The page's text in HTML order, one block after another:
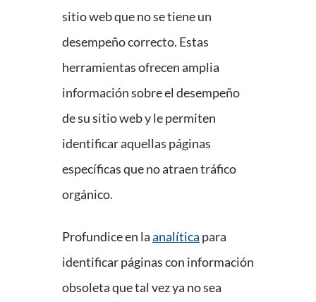
sitio web que no se tiene un
desempeño correcto. Estas
herramientas ofrecen amplia
información sobre el desempeño
de su sitio web y le permiten
identificar aquellas páginas
específicas que no atraen tráfico
orgánico.
Profundice en laanalítica para
identificar páginas con información
obsoleta que tal vez ya no sea